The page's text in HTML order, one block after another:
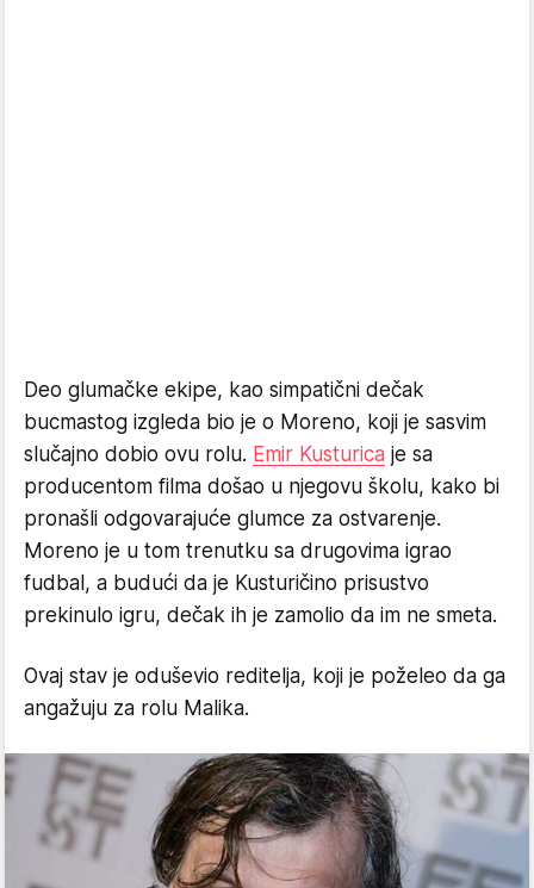
Deo glumačke ekipe, kao simpatični dečak
bucmastog izgleda bio je o Moreno, koji je sasvim
slučajno dobio ovu rolu. Emir Kusturica je sa
producentom filma došao u njegovu školu, kako bi
pronašli odgovarajuće glumce za ostvarenje.
Moreno je u tom trenutku sa drugovima igrao
fudbal, a budući da je Kusturičino prisustvo
prekinulo igru, dečak ih je zamolio da im ne smeta.
Ovaj stav je oduševio reditelja, koji je poželeo da ga
angažuju za rolu Malika.